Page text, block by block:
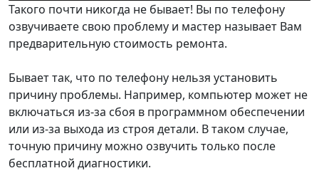
Такого почти никогда не бывает! Вы по телефону
озвучиваете свою проблему и мастер называет Вам
предварительную стоимость ремонта.
Бывает так, что по телефону нельзя установить
причину проблемы. Например, компьютер может не
включаться из-за сбоя в программном обеспечении
или из-за выхода из строя детали. В таком случае,
точную причину можно озвучить только после
бесплатной диагностики.